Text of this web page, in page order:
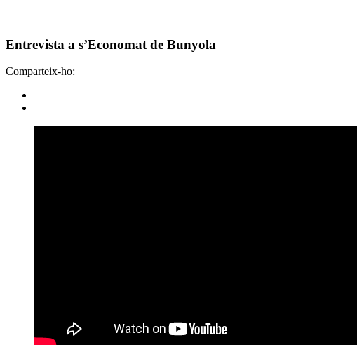
Entrevista a s’Economat de Bunyola
Comparteix-ho: